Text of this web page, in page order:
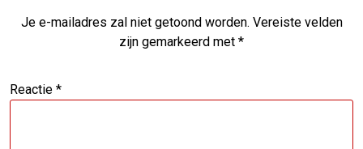
Je e-mailadres zal niet getoond worden. Vereiste velden
zijn gemarkeerd met *
Reactie *